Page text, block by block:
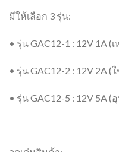
มีให้เลือก 3 รุ่น:
• รุ่น GAC12-1 : 12V 1A
• รุ่น GAC12-2 : 12V 2A (
• รุ่น GAC12-5 : 12V 5A